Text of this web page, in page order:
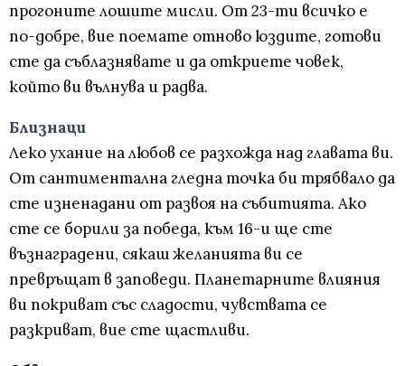
прогоните лошите мисли. От 23-ти всичко е
по-добре, вие поемате отново юздите, готови
сте да съблазнявате и да откриете човек,
който ви вълнува и радва.
Близнаци
Леко ухание на любов се разхожда над главата ви.
От сантиментална гледна точка би трябвало да
сте изненадани от развоя на събитията. Ако
сте се борили за победа, към 16-и ще сте
възнаградени, сякаш желанията ви се
превръщат в заповеди. Планетарните влияния
ви покриват със сладости, чувствата се
разкриват, вие сте щастливи.